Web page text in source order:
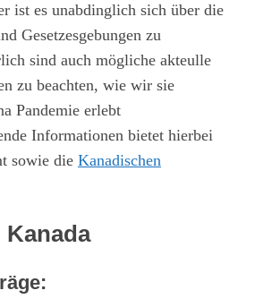
ist es unabdinglich sich über die
Gesetzesgebungen zu
sind auch mögliche akteulle
zu beachten, wie wir sie
Pandemie erlebt
Informationen bietet hierbei
sowie die Kanadischen
Kanada